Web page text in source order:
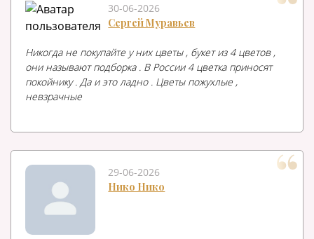
30-06-2026
Сергей Муравьев
Никогда не покупайте у них цветы , букет из 4 цветов ,
они называют подборка . В России 4 цветка приносят
покойнику . Да и это ладно . Цветы пожухлые ,
невзрачные
29-06-2026
Нико Нико